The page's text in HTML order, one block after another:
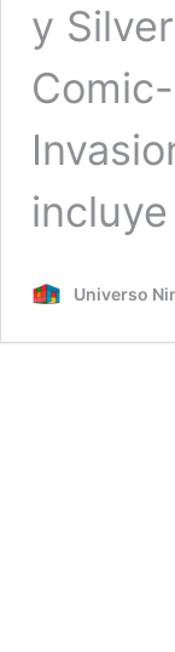
y
Universo